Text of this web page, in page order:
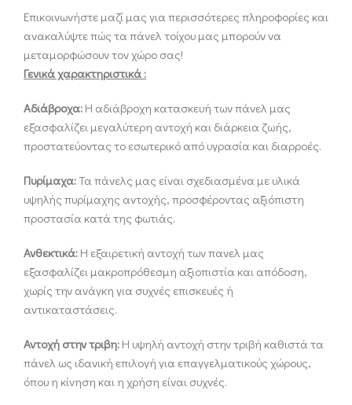
Επικοινωνήστε μαζί μας για περισσότερες πληροφορίες και
ανακαλύψτε πώς τα πάνελ τοίχου μας μπορούν να
μεταμορφώσουν τον χώρο σας!
Γενικά χαρακτηριστικά :
Αδιάβροχα: Η αδιάβροχη κατασκευή των πάνελ μας
εξασφαλίζει μεγαλύτερη αντοχή και διάρκεια ζωής,
προστατεύοντας το εσωτερικό από υγρασία και διαρροές.
Πυρίμαχα:Τα πάνελς μας είναι σχεδιασμένα με υλικά
υψηλής πυρίμαχης αντοχής, προσφέροντας αξιόπιστη
προστασία κατά της φωτιάς.
Ανθεκτικά: Η εξαιρετική αντοχή των πανελ μας
εξασφαλίζει μακροπρόθεσμη αξιοπιστία και απόδοση,
χωρίς την ανάγκη για συχνές επισκευές ή
αντικαταστάσεις.
Αντοχή στην τριβη: Η υψηλή αντοχή στην τριβή καθιστά τα
πάνελ ως ιδανική επιλογή για επαγγελματικούς χώρους,
όπου η κίνηση και η χρήση είναι συχνές.